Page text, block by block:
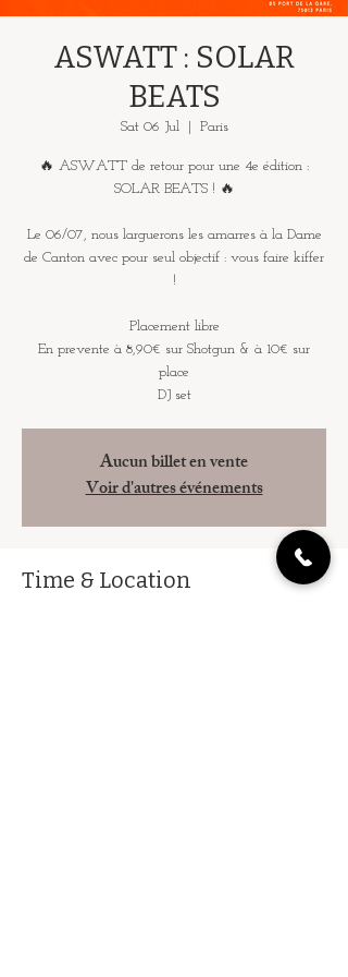
ASWATT : SOLAR
BEATS
Sat 06 Jul
  |
Paris
🔥 ASWATT de retour pour une 4e édition :
SOLAR BEATS ! 🔥
Le 06/07, nous larguerons les amarres à la Dame
de Canton avec pour seul objectif : vous faire kiffer
!
Placement libre
En prevente à 8,90€ sur Shotgun & à 10€ sur
place
DJ set
Aucun billet en vente
Voir d'autres événements
Time & Location